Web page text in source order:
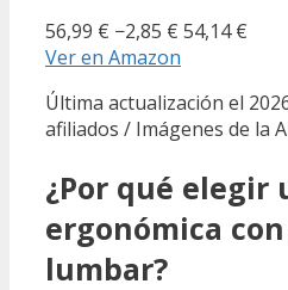
56,99 € −2,85 € 54,14 €
Ver en Amazon
Última actualización el
afiliados / Imágenes de la
¿Por qué elegir
ergonómica
lumbar?